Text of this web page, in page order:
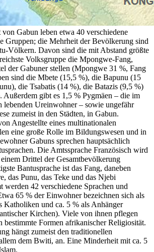
Gabun leben etwa 40 verschiedene
Gruppen; die Mehrheit der Bevölkerung sind
Völkern. Davon sind die mit Abstand größte
Volksgruppe die Mpongwe-Fang,
der Gabuner stellen (Mpongwe 31 %, Fang
sind die Mbete (15,5 %), die Bapunu (15
die Tsabatis (14 %), die Batazis (9,5 %)
Außerdem gibt es 1,5 % Pygmäen – die im
lebenden Ureinwohner – sowie ungefähr
zumeist in den Städten, in Gabun.
Angestellte eines multinationalen
eine große Rolle im Bildungswesen und in
Gabuns sprechen hauptsächlich
Die Amtssprache Französisch wird
Drittel der Gesamtbevölkerung
Bantusprache ist das Fang, daneben
das Punu, das Teke und das Njebi
werden 42 verschiedene Sprachen und
65 % der Einwohner bezeichnen sich als
Katholiken und ca. 5 % als Anhänger
Kirchen). Viele von ihnen pflegen
bestimmte Formen afrikanischer Religiosität.
hängt zumeist den traditionellen
dem Bwiti, an. Eine Minderheit mit ca. 5